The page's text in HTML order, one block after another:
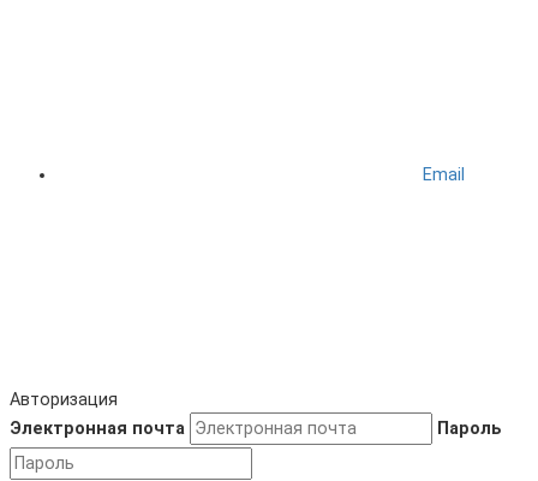
Email
Авторизация
Электронная почта
Пароль